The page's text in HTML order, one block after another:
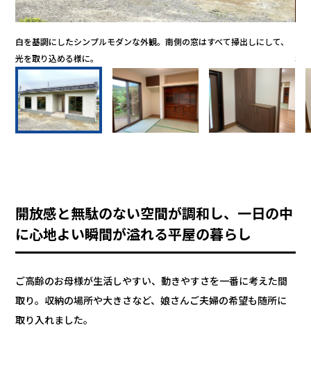
白を基調にしたシンプルモダンな外観。南側の窓はすべて掃出しにして、
光を取り込める様に。
壇
開放感と無駄のない空間が調和し、一日の中
に心地よい瞬間が溢れる平屋の暮らし
ご高齢のお母様が生活しやすい、動きやすさを一番に考えた間
取り。収納の場所や大きさなど、娘さんご夫婦の希望も随所に
取り入れました。